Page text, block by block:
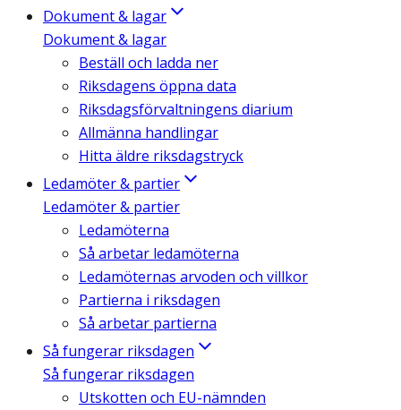
Dokument & lagar
Dokument & lagar
Beställ och ladda ner
Riksdagens öppna data
Riksdagsförvaltningens diarium
Allmänna handlingar
Hitta äldre riksdagstryck
Ledamöter & partier
Ledamöter & partier
Ledamöterna
Så arbetar ledamöterna
Ledamöternas arvoden och villkor
Partierna i riksdagen
Så arbetar partierna
Så fungerar riksdagen
Så fungerar riksdagen
Utskotten och EU-nämnden